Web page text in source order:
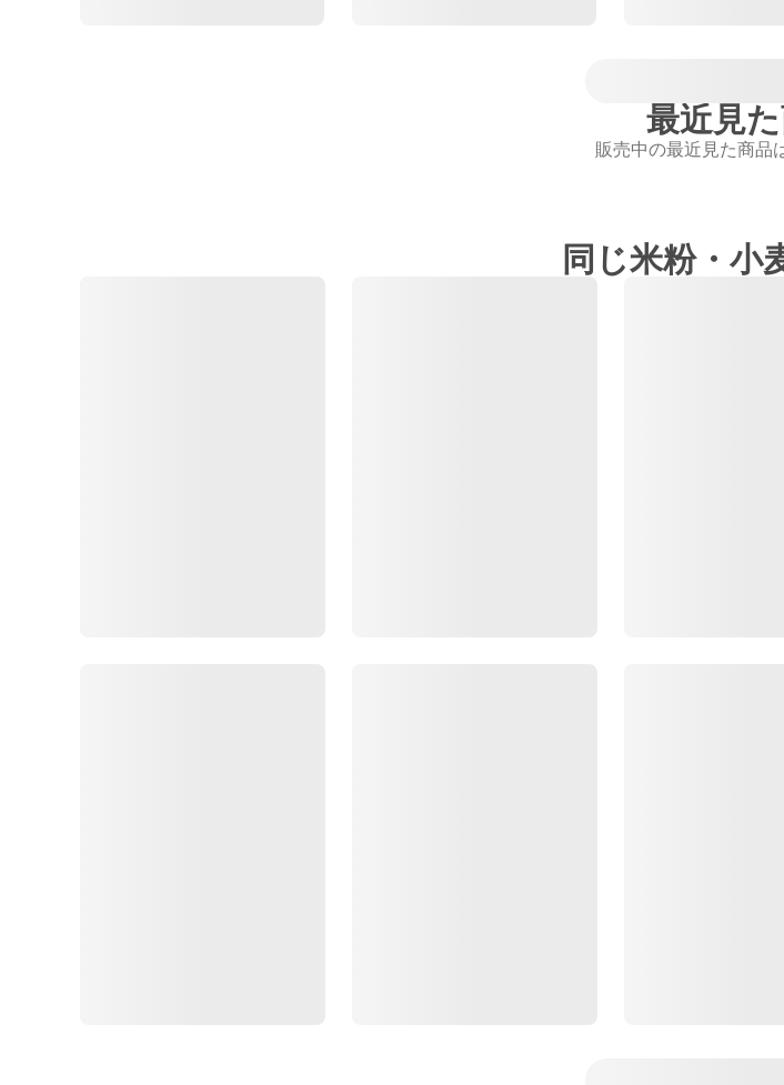
最近見
販売中の最近見た商品
同じ米粉・小